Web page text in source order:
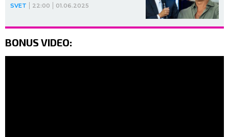
SVET 22:00 01.06.2025
BONUS VIDEO: